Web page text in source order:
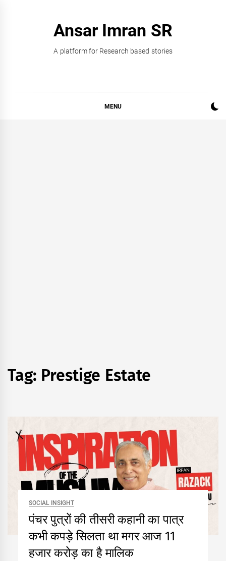
Ansar Imran SR
A platform for Research based stories
MENU
Tag: Prestige Estate
SOCIAL INSIGHT
पंचर पुत्रों की तीसरी कहानी का पात्र
कभी कपड़े सिलता था मगर आज 11
हजार करोड़ का है मालिक